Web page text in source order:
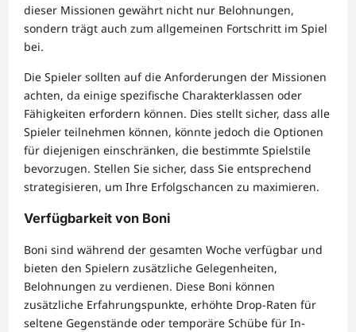
dieser Missionen gewährt nicht nur Belohnungen,
sondern trägt auch zum allgemeinen Fortschritt im Spiel
bei.
Die Spieler sollten auf die Anforderungen der Missionen
achten, da einige spezifische Charakterklassen oder
Fähigkeiten erfordern können. Dies stellt sicher, dass alle
Spieler teilnehmen können, könnte jedoch die Optionen
für diejenigen einschränken, die bestimmte Spielstile
bevorzugen. Stellen Sie sicher, dass Sie entsprechend
strategisieren, um Ihre Erfolgschancen zu maximieren.
Verfügbarkeit von Boni
Boni sind während der gesamten Woche verfügbar und
bieten den Spielern zusätzliche Gelegenheiten,
Belohnungen zu verdienen. Diese Boni können
zusätzliche Erfahrungspunkte, erhöhte Drop-Raten für
seltene Gegenstände oder temporäre Schübe für In-